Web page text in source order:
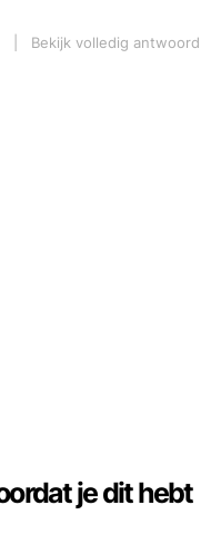
Bekijk volledig antwoord
je dit hebt